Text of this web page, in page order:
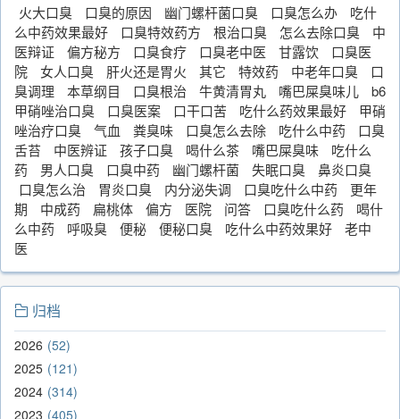
火大口臭 口臭的原因 幽门螺杆菌口臭 口臭怎么办
吃什
么中药效果最好
口臭特效药方 根治口臭 怎么去除口臭
中
医辩证
偏方秘方 口臭食疗 口臭老中医 甘露饮
口臭医
院
女人口臭 肝火还是胃火 其它 特效药 中老年口臭
口
臭调理
本草纲目 口臭根治 牛黄清胃丸 嘴巴屎臭味儿
b6
甲硝唑治口臭
口臭医案 口干口苦 吃什么药效果最好
甲硝
唑治疗口臭
气血 粪臭味 口臭怎么去除 吃什么中药
口臭
舌苔
中医辨证 孩子口臭 喝什么茶 嘴巴屎臭味
吃什么
药
男人口臭 口臭中药 幽门螺杆菌 失眠口臭
鼻炎口臭
口臭怎么治
胃炎口臭 内分泌失调 口臭吃什么中药
更年
期
中成药 扁桃体 偏方 医院 问答 口臭吃什么药
喝什
么中药
呼吸臭 便秘 便秘口臭 吃什么中药效果好
老中
医
归档
2026 52
2025 121
2024 314
2023 405